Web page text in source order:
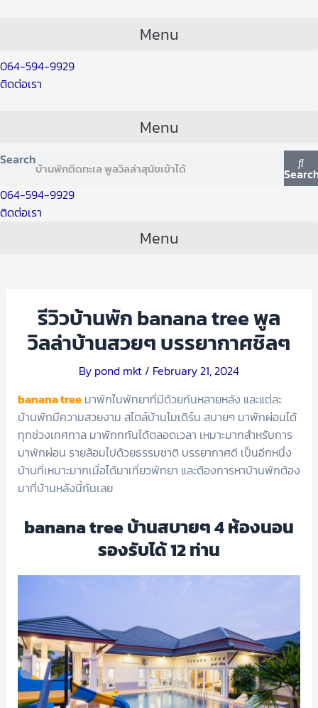
Menu
064-594-9929
ติดต่อเรา
Menu
Search
064-594-9929
ติดต่อเรา
Menu
รีวิวบ้านพัก banana tree พูล
วิลล่าบ้านสวยๆ บรรยากาศชิลๆ
By pond mkt / February 21, 2024
banana treeมาพักในพัทยาที่มีด้วยกันหลายหลัง และแต่ละ
บ้านพักมีความสวยงาม สไตล์บ้านโมเดิร์น สบายๆ มาพักผ่อนได้
ทุกช่วงเทศกาล มาพักกกันได้ตลอดเวลา เหมาะมากสำหรับการ
มาพักผ่อน รายล้อมไปด้วยธรรมชาติ บรรยากาศดี เป็นอีกหนึ่ง
บ้านที่เหมาะมากเมื่อได้มาเที่ยวพัทยา และต้องการหาบ้านพักต้อง
มาที่บ้านหลังนี้กันเลย
banana tree บ้านสบายๆ 4 ห้องนอน
รองรับได้ 12 ท่าน